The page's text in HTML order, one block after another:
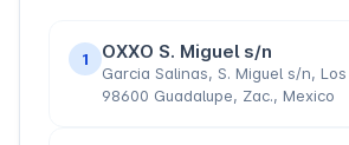
1 OXXO S. Miguel s/n
Garcia Salinas, S. Miguel s/n,
98600 Guadalupe, Zac., Mexico